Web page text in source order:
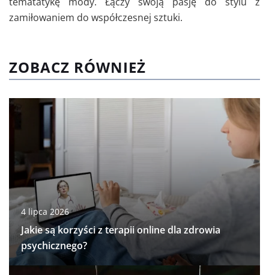
zamiłowaniem do współczesnej sztuki.
ZOBACZ RÓWNIEŻ
4 lipca 2026
Jakie są korzyści z terapii online dla zdrowia
psychicznego?